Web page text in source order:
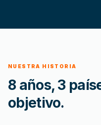
NUESTRA HISTORIA
8 años, 3
objetivo.